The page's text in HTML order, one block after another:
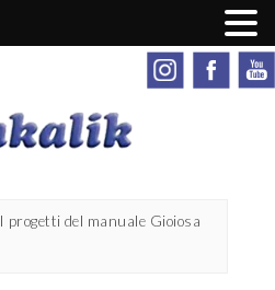
I progetti del manuale Gioiosa